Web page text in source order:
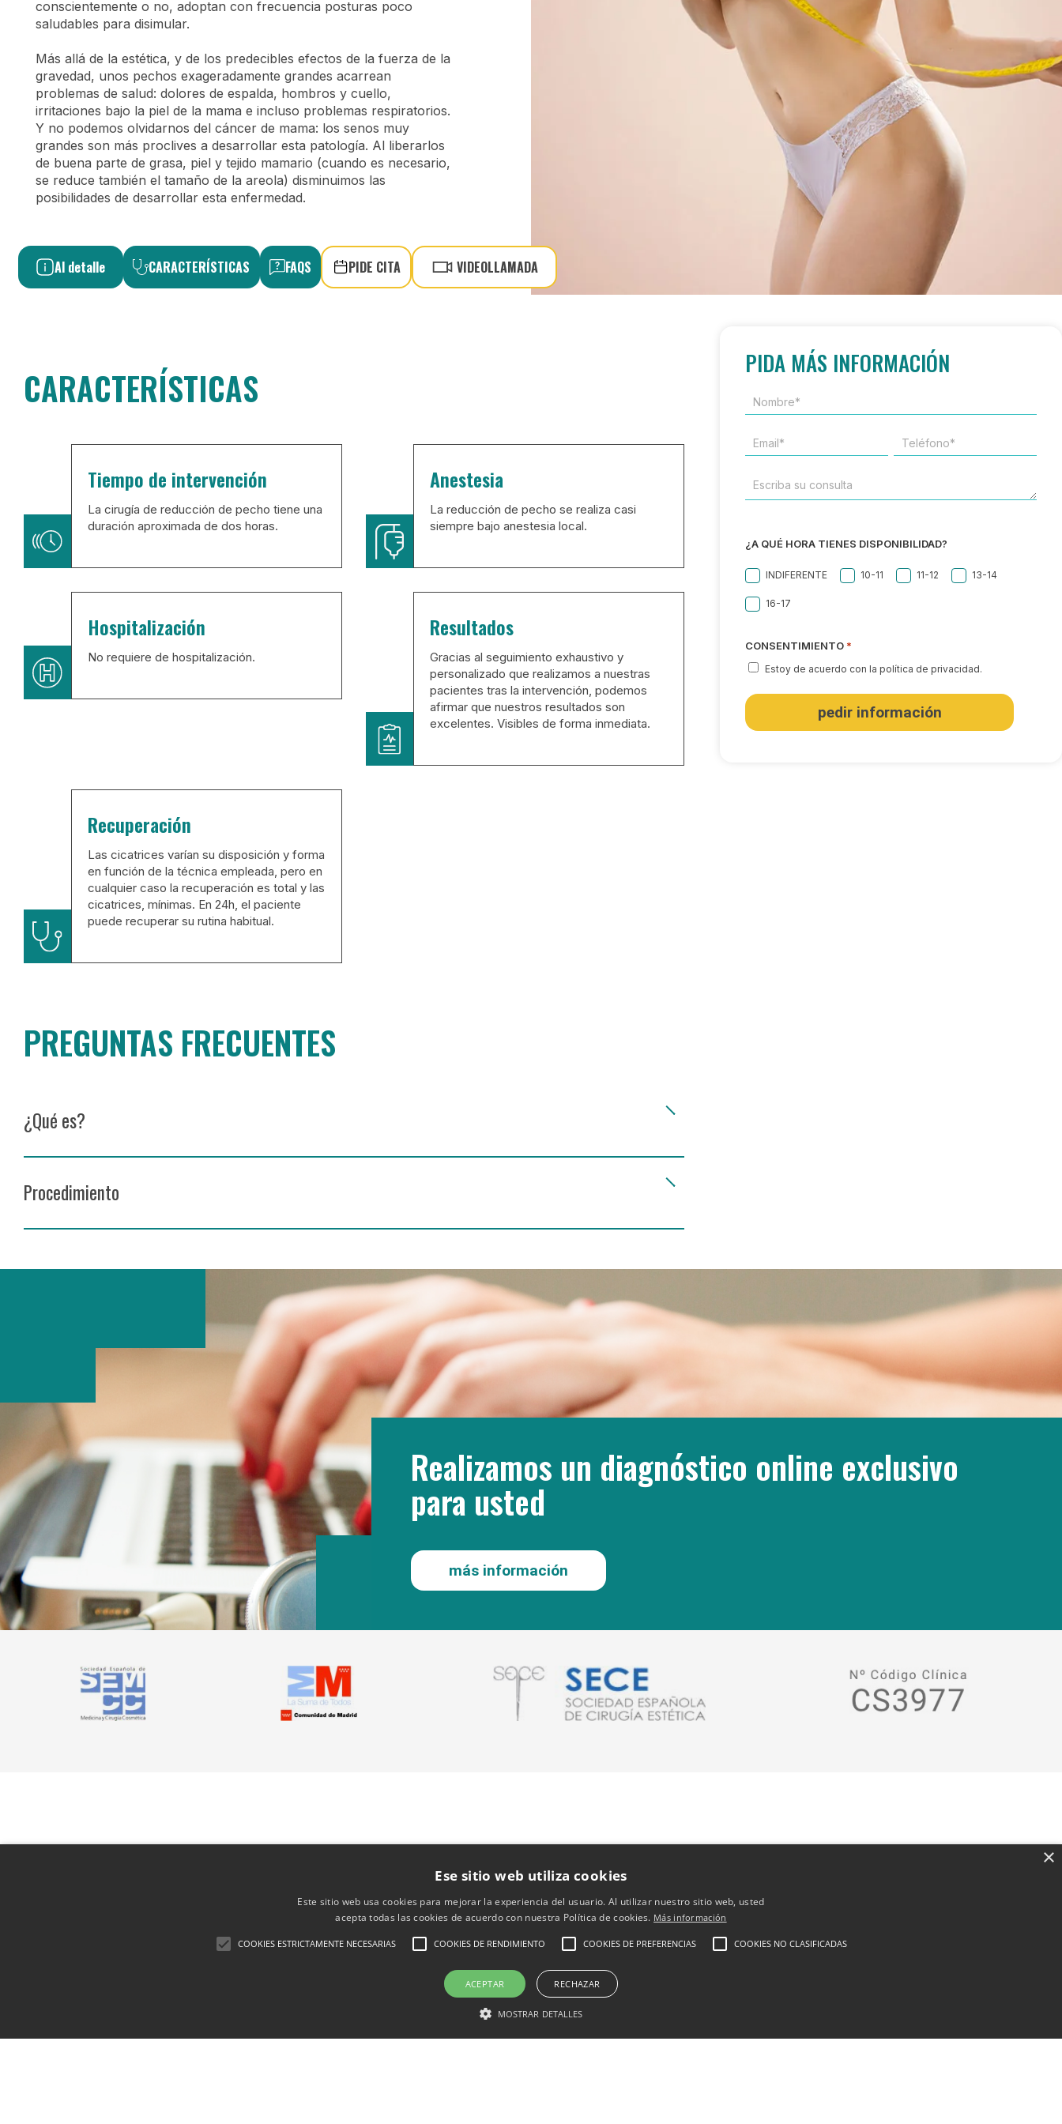
conscientemente o no, adoptan con frecuencia posturas poco
saludables para disimular.
Más allá de la estética, y de los predecibles efectos de la fuerza de la
gravedad, unos pechos exageradamente grandes acarrean
problemas de salud: dolores de espalda, hombros y cuello,
irritaciones bajo la piel de la mama e incluso problemas respiratorios.
Y no podemos olvidarnos del cáncer de mama: los senos muy
grandes son más proclives a desarrollar esta patología. Al liberarlos
de buena parte de grasa, piel y tejido mamario (cuando es necesario,
se reduce también el tamaño de la areola) disminuimos las
posibilidades de desarrollar esta enfermedad.
Al detalle CARACTERÍSTICAS FAQS PIDE CITA VIDEOLLAMADA
CARACTERÍSTICAS
Tiempo de intervención
La cirugía de reducción de pecho tiene una
duración aproximada de dos horas.
Anestesia
La reducción de pecho se realiza casi
siempre bajo anestesia local.
Hospitalización
No requiere de hospitalización.
Resultados
Gracias al seguimiento exhaustivo y
personalizado que realizamos a nuestras
pacientes tras la intervención, podemos
afirmar que nuestros resultados son
excelentes. Visibles de forma inmediata.
Recuperación
Las cicatrices varían su disposición y forma
en función de la técnica empleada, pero en
cualquier caso la recuperación es total y las
cicatrices, mínimas. En 24h, el paciente
puede recuperar su rutina habitual.
PREGUNTAS FRECUENTES
¿Qué es?
Procedimiento
PIDA MÁS INFORMACIÓN
NOMBRE*
*
EMAIL
*
TELÉFONO
*
ESCRIBA
SU
¿A QUÉ HORA TIENES DISPONIBILIDAD?
INDIFERENTE 10-11 11-12 13-14
16-17
CONSENTIMIENTO *
Estoy de acuerdo con la política de privacidad.
Realizamos un diagnóstico online exclusivo
para usted
más información
×
Ese sitio web utiliza cookies
Este sitio web usa cookies para mejorar la experiencia del usuario. Al utilizar nuestro sitio web, usted
acepta todas las cookies de acuerdo con nuestra Política de cookies. Más información
COOKIES ESTRICTAMENTE NECESARIAS COOKIES DE RENDIMIENTO COOKIES DE PREFERENCIAS COOKIES NO CLASIFICADAS
ACEPTAR RECHAZAR
MOSTRAR DETALLES